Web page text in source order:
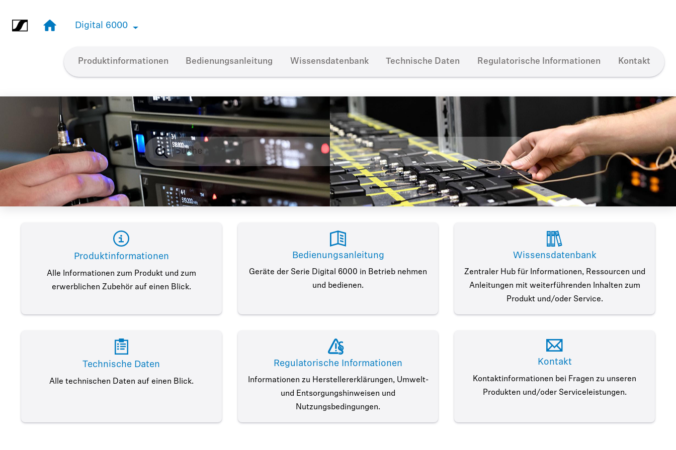
Digital 6000
Digital 6000
Produktinformationen Bedienungsanleitung Wissensdatenbank Technische Daten Regulatorische Informationen Kontakt
Produktinformationen
Alle Informationen zum Produkt und zum
erwerblichen Zubehör auf einen Blick.
Bedienungsanleitung
Geräte der Serie Digital 6000 in Betrieb nehmen
und bedienen.
Wissensdatenbank
Zentraler Hub für Informationen, Ressourcen und
Anleitungen mit weiterführenden Inhalten zum
Produkt und/oder Service.
Technische Daten
Alle technischen Daten auf einen Blick.
Regulatorische Informationen
Informationen zu Herstellererklärungen, Umwelt-
und Entsorgungshinweisen und
Nutzungsbedingungen.
Kontakt
Kontaktinformationen bei Fragen zu unseren
Produkten und/oder Serviceleistungen.